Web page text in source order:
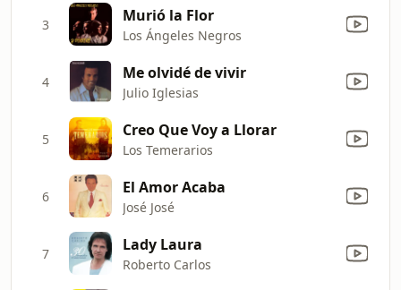
3 Murió la Flor
Los Ángeles Negros
4 Me olvidé de vivir
Julio Iglesias
5 Creo Que Voy a Llorar
Los Temerarios
6 El Amor Acaba
José José
7 Lady Laura
Roberto Carlos